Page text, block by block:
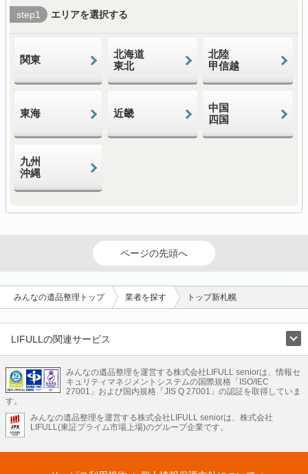
step1 エリアを選択する
関東
北海道
東北
北陸
甲信越
東海 近畿
中国
四国
九州
沖縄
ページの先頭へ
みんなの遺品整理トップ 業者を探す トップ新札幌
LIFULLの関連サービス
不動産・住宅
引越し 老人ホーム 地方創生
ママの就労支援
不動産クラウドファンディング 遺品整理 老後の暮らし情報
LIFULL HOME'Sのサービス
不動産・住宅
不動産査定 マンション専門売却査定 不動産投資 アドバイザー
不動産アーカイブ
空き家バンク 家賃相場 不動産会社
みんなの遺品整理を運営する株式会社LIFULL seniorは、情報セ
キュリティマネジメントシステムの国際規格「ISO/IEC
27001」および国内規格「JIS Q 27001」の認証を取得していま
す。
みんなの遺品整理を運営する株式会社LIFULL seniorは、株式会社
LIFULL(東証プライム市場上場)のグループ企業です。